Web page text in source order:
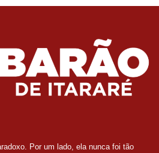
Por um lado, ela nunca foi tão